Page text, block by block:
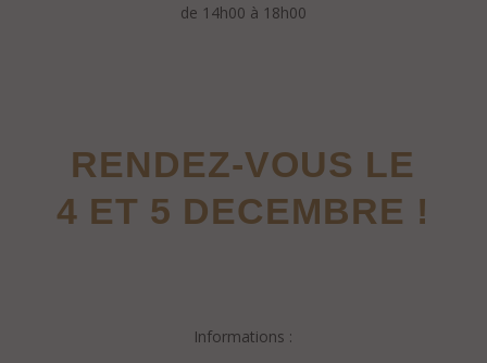
de 14h00 à 18h00
RENDEZ-VOUS LE
4 ET 5 DECEMBRE !
Informations :